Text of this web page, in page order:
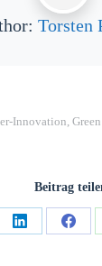
Torsten
Innovation
Beitrag